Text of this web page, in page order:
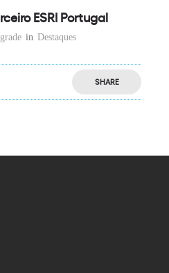
ESRI Portugal
in Destaques
SHARE